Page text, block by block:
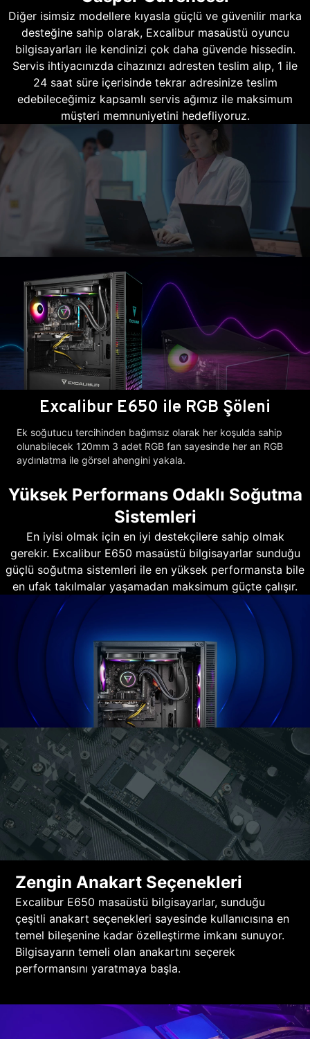
Diğer isimsiz modellere kıyasla güçlü ve güvenilir marka
desteğine sahip olarak, Excalibur masaüstü oyuncu
bilgisayarları ile kendinizi çok daha güvende hissedin.
Servis ihtiyacınızda cihazınızı adresten teslim alıp, 1 ile
24 saat süre içerisinde tekrar adresinize teslim
edebileceğimiz kapsamlı servis ağımız ile maksimum
müşteri memnuniyetini hedefliyoruz.
Excalibur E650 ile RGB Şöleni
Ek soğutucu tercihinden bağımsız olarak her koşulda sahip
olunabilecek 120mm 3 adet RGB fan sayesinde her an RGB
aydınlatma ile görsel ahengini yakala.
Yüksek Performans Odaklı Soğutma
Sistemleri
En iyisi olmak için en iyi destekçilere sahip olmak
gerekir. Excalibur E650 masaüstü bilgisayarlar sunduğu
güçlü soğutma sistemleri ile en yüksek performansta bile
en ufak takılmalar yaşamadan maksimum güçte çalışır.
Zengin Anakart Seçenekleri
Excalibur E650 masaüstü bilgisayarlar, sunduğu
çeşitli anakart seçenekleri sayesinde kullanıcısına en
temel bileşenine kadar özelleştirme imkanı sunuyor.
Bilgisayarın temeli olan anakartını seçerek
performansını yaratmaya başla.